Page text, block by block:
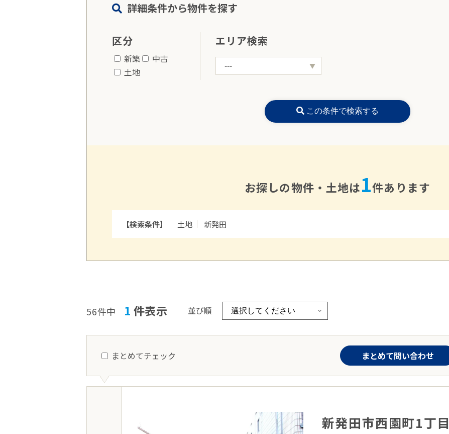
詳細条件から物件を探す
区分
新築
中古
土地
エリア検索
この条件で検索する
お探しの物件・土地は1件あります
【検索条件】 土地 新発田
56件中 1 件表示 並び順
まとめてチェック まとめて問い合わせ
新発田市西園町1丁目